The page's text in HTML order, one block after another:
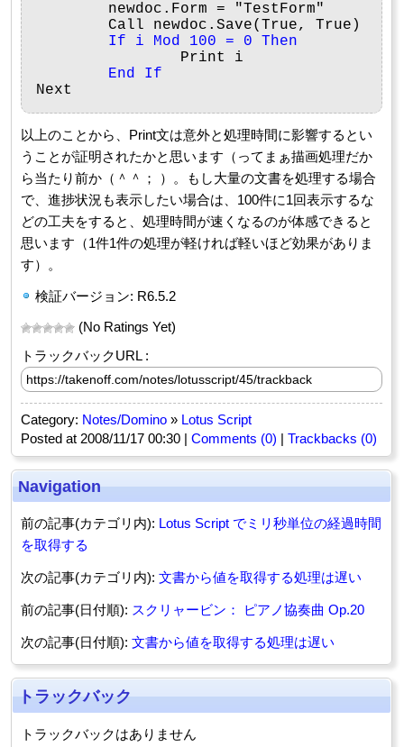
If i Mod 100 = 0 Then
End If
以上のことから、Print文は意外と処理時間に影響するとい
うことが証明されたかと思います（ってまぁ描画処理だか
ら当たり前か（＾＾； ）。もし大量の文書を処理する場合
で、進捗状況も表示したい場合は、100件に1回表示するな
どの工夫をすると、処理時間が速くなるのが体感できると
思います（1件1件の処理が軽ければ軽いほど効果がありま
す）。
検証バージョン: R6.5.2
(No Ratings Yet)
トラックバックURL :
Category: Notes/Domino » Lotus Script
Posted at 2008/11/17 00:30 | Comments (0) | Trackbacks (0)
Navigation
前の記事(カテゴリ内): Lotus Script でミリ秒単位の経過時間
を取得する
次の記事(カテゴリ内): 文書から値を取得する処理は遅い
前の記事(日付順): スクリャービン： ピアノ協奏曲 Op.20
次の記事(日付順): 文書から値を取得する処理は遅い
トラックバック
トラックバックはありません